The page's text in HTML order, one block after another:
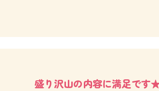
盛り沢山の内容に満足です